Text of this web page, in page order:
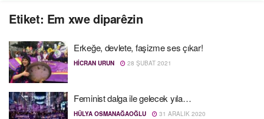
Etiket: Em xwe diparêzin
Erkeğe, devlete, faşizme ses çıkar!
HICRAN URUN 28 ŞUBAT 2021
Feminist dalga ile gelecek yıla…
HÜLYA OSMANAĞAOĞLU 31 ARALIK 2020